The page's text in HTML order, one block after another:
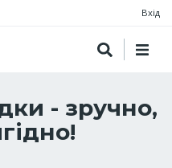
Вхід
- зручно,